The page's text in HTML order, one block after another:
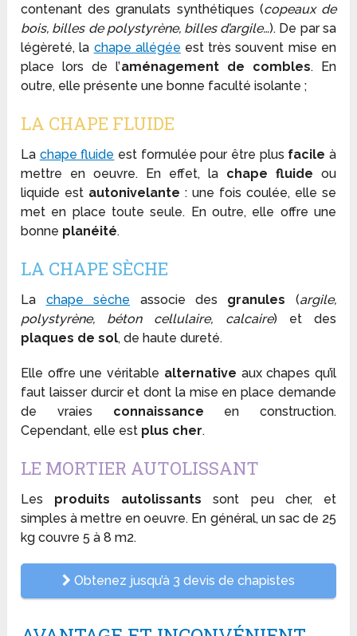
contenant des granulats synthétiques (copeaux de
bois, billes de polystyrène, billes d’argile…). De par sa
légèreté, la chape allégée est très souvent mise en
place lors de l’aménagement de combles. En
outre, elle présente une bonne faculté isolante ;
LA CHAPE FLUIDE
La chape fluide est formulée pour être plus facile à
mettre en oeuvre. En effet, la chape fluide ou
liquide est autonivelante : une fois coulée, elle se
met en place toute seule. En outre, elle offre une
bonne planéité.
LA CHAPE SÈCHE
La chape sèche associe des granules (argile,
polystyrène, béton cellulaire, calcaire) et des
plaques de sol, de haute dureté.
Elle offre une véritable alternative aux chapes qu’il
faut laisser durcir et dont la mise en place demande
de vraies connaissance en construction.
Cependant, elle est plus cher.
LE MORTIER AUTOLISSANT
Les produits autolissants sont peu cher, et
simples à mettre en oeuvre. En général, un sac de 25
kg couvre 5 à 8 m2.
Obtenez jusqu’à 3 devis de chapistes